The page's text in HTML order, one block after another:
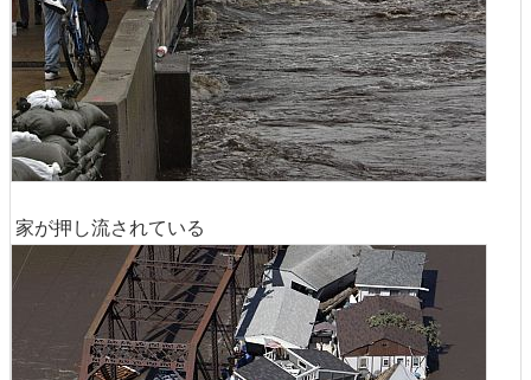
家が押し流されている